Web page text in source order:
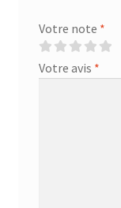
Votre note *
Votre avis *